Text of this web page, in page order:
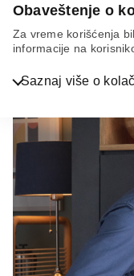
Obaveštenje o
Za vreme korišćenja
informacije na
Saznaj više o
Bela tehnika
IT & Gaming
Mobilni telefoni i
Mali kućni aparati
Mali kuhinjski
Grejanje i
Bosch